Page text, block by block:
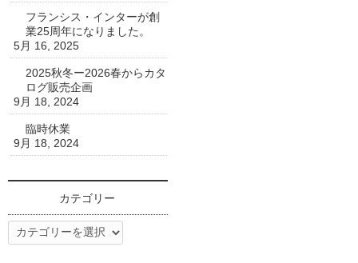
フランシス・インターが創
業25周年になりました。
5月 16, 2025
2025秋冬ー2026春からカタ
ログ販売企画
9月 18, 2024
臨時休業
9月 18, 2024
カテゴリー
カ
テ